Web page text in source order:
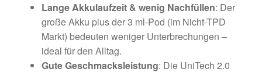
Lange Akkulaufzeit & wenig Nachfüllen: Der
große Akku plus der 3 ml-Pod (im Nicht-TPD
Markt) bedeuten weniger Unterbrechungen –
ideal für den Alltag.
Gute Geschmacksleistung: Die UniTech 2.0